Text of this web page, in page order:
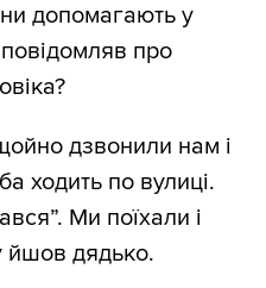
допомагають у
про
дзвонили нам і
ходить по вулиці.
Ми поїхали і
йшов дядько.